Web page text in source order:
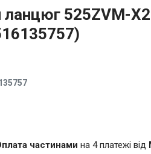
ланцюг 525ZVM-
частинами на 4 платежі від